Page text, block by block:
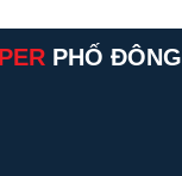
PHỐ ĐÔNG